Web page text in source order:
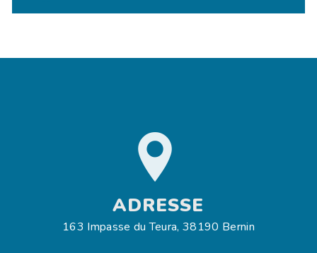
ADRESSE
163 Impasse du Teura, 38190 Bernin